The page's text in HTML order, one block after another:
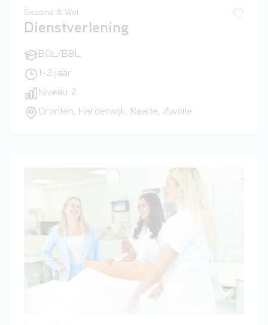
Gezond & Wel
Dienstverlening
BOL/BBL
1-2 jaar
Niveau 2
Dronten, Harderwijk, Raalte, Zwolle